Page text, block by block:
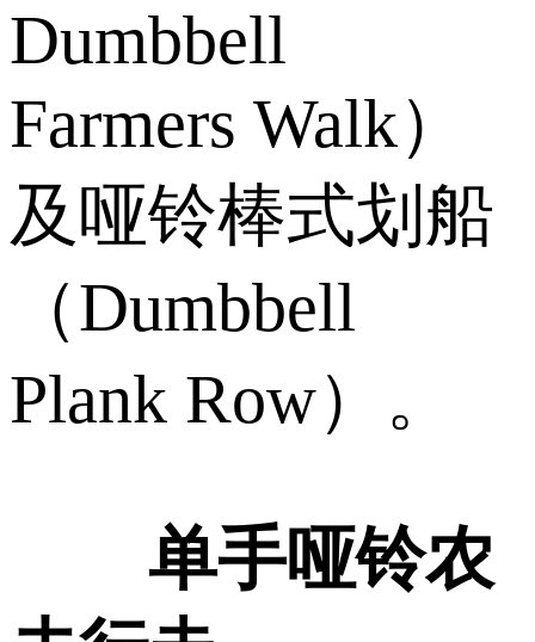
Dumbbell
Farmers Walk）
及哑铃棒式划船
（Dumbbell
Plank Row）。
单手哑铃农